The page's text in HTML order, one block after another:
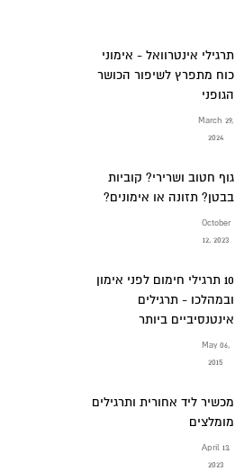
תרגילי אינטרוואל - אימוני
כוח מתפרץ לשיפור הכושר
הגופני
March 29,
2024
גוף חטוב ושרירי? קוביות
בבטן? תזונה או אימונים?
October
12, 2023
10 תרגילי חימום לפני אימון
ובמהלכו - תרגילים
אינטנסיביים ביותר
May 06,
2015
מכשיר ליד אחורית ותרגילים
מומלצים
April 13,
2023